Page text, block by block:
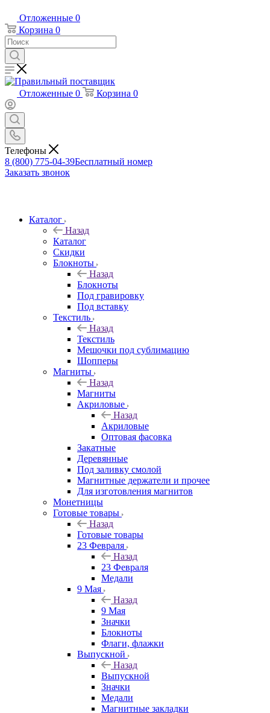
Отложенные 0
Корзина 0
Отложенные 0 Корзина 0
Телефоны
8 (800) 775-04-39Бесплатный номер
Заказать звонок
Каталог
Назад
Каталог
Скидки
Блокноты
Назад
Блокноты
Под гравировку
Под вставку
Текстиль
Назад
Текстиль
Мешочки под сублимацию
Шопперы
Магниты
Назад
Магниты
Акриловые
Назад
Акриловые
Оптовая фасовка
Закатные
Деревянные
Под заливку смолой
Магнитные держатели и прочее
Для изготовления магнитов
Монетницы
Готовые товары
Назад
Готовые товары
23 Февраля
Назад
23 Февраля
Медали
9 Мая
Назад
9 Мая
Значки
Блокноты
Флаги, флажки
Выпускной
Назад
Выпускной
Значки
Медали
Магнитные закладки